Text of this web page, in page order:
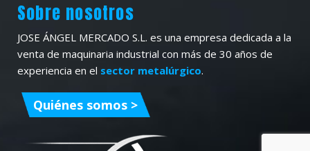
Sobre nosotros
JOSE ÁNGEL MERCADO S.L. es una empresa dedicada a la
venta de maquinaria industrial con más de 30 años de
experiencia en el sector metalúrgico.
Quiénes somos >